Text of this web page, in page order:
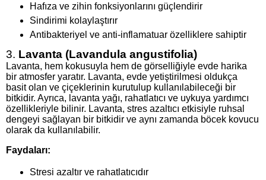
Hafıza ve zihin fonksiyonlarını güçlendirir
Sindirimi kolaylaştırır
Antibakteriyel ve anti-inflamatuar özelliklere sahiptir
3. Lavanta (Lavandula angustifolia)
Lavanta, hem kokusuyla hem de görselliğiyle evde harika
bir atmosfer yaratır. Lavanta, evde yetiştirilmesi oldukça
basit olan ve çiçeklerinin kurutulup kullanılabileceği bir
bitkidir. Ayrıca, lavanta yağı, rahatlatıcı ve uykuya yardımcı
özellikleriyle bilinir. Lavanta, stres azaltıcı etkisiyle ruhsal
dengeyi sağlayan bir bitkidir ve aynı zamanda böcek kovucu
olarak da kullanılabilir.
Faydaları:
Stresi azaltır ve rahatlatıcıdır